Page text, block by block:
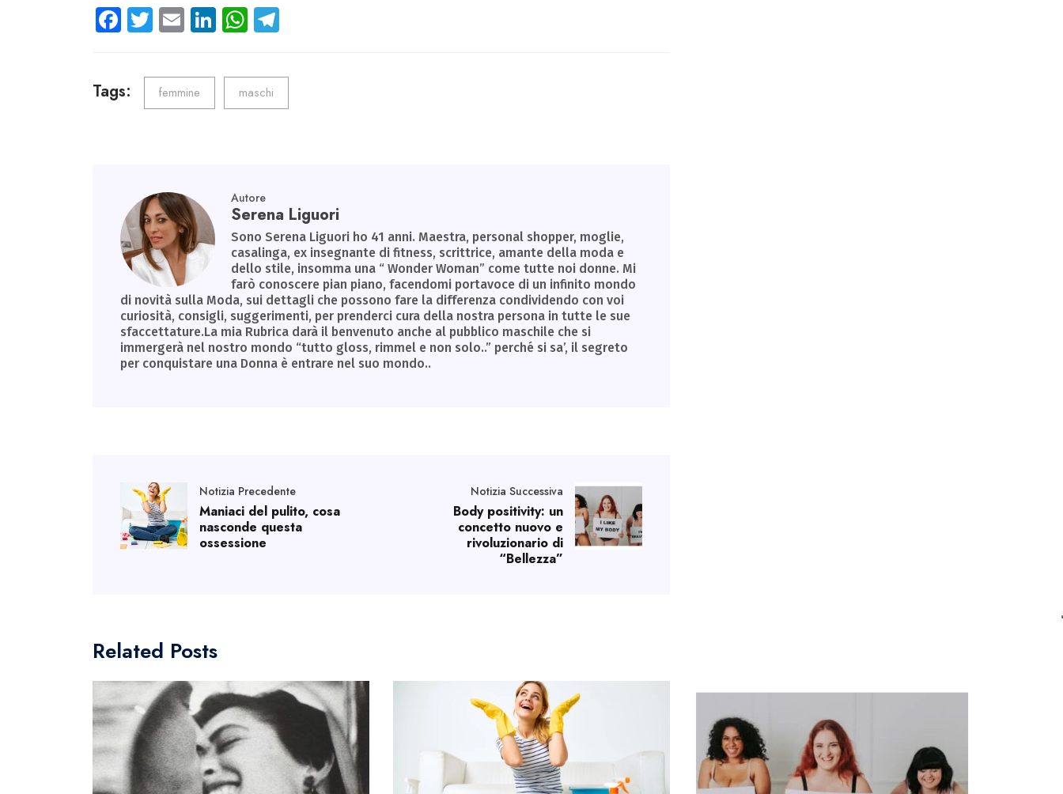
Fa
ce
o
ok
T
wi
tt
er
E
m
ail
Li
nk
e
n
W
ha
ts
A
p
gr
m
Tags: femmine maschi
Autore
Serena Liguori
Sono Serena Liguori ho 41 anni. Maestra, personal shopper, moglie,
casalinga, ex insegnante di fitness, scrittrice, amante della moda e
dello stile, insomma una “ Wonder Woman” come tutte noi donne. Mi
farò conoscere pian piano, facendomi portavoce di un infinito mondo
di novità sulla Moda, sui dettagli che possono fare la differenza condividendo con voi
curiosità, consigli, suggerimenti, per prenderci cura della nostra persona in tutte le sue
sfaccettature.La mia Rubrica darà il benvenuto anche al pubblico maschile che si
immergerà nel nostro mondo “tutto gloss, rimmel e non solo..” perché si sa’, il segreto
per conquistare una Donna è entrare nel suo mondo..
Notizia Precedente
Maniaci del pulito, cosa
nasconde questa
ossessione
Notizia Successiva
Body positivity: un
concetto nuovo e
rivoluzionario di
“Bellezza”
Related Posts